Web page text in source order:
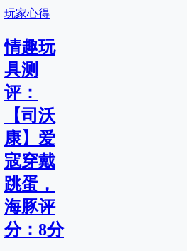
玩家心得
情趣玩
具测
评：
【司沃
康】爱
寇穿戴
跳蛋，
海豚评
分：8分